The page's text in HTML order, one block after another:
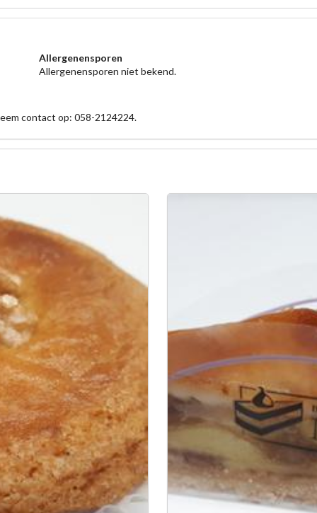
Allergenensporen
Allergenensporen niet bekend.
contact op: 058-2124224.